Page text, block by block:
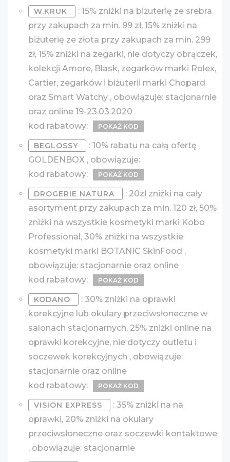
W.KRUK
: 15% zniżki na biżuterię ze srebra
przy zakupach za min. 99 zł, 15% zniżki na
biżuterię ze złota przy zakupach za min. 299
zł, 15% zniżki na zegarki, nie dotyczy obrączek,
kolekcji Amore, Blask, zegarków marki Rolex,
Cartier, zegarków i biżuterii marki Chopard
oraz Smart Watchy , obowiązuje: stacjonarnie
oraz online 19-23.03.2020
kod rabatowy:
POKAŻ KOD
BEGLOSSY
: 10% rabatu na całą ofertę
GOLDENBOX , obowiązuje:
kod rabatowy:
POKAŻ KOD
DROGERIE NATURA
: 20zł zniżki na cały
asortyment przy zakupach za min. 120 zł, 50%
zniżki na wszystkie kosmetyki marki Kobo
Professional, 30% zniżki na wszystkie
kosmetyki marki BOTANIC SkinFood ,
obowiązuje: stacjonarnie oraz online
kod rabatowy:
POKAŻ KOD
KODANO
: 30% zniżki na oprawki
korekcyjne lub okulary przeciwsłoneczne w
salonach stacjonarnych, 25% zniżki online na
oprawki korekcyjne, nie dotyczy outletu i
soczewek korekcyjnych , obowiązuje:
stacjonarnie oraz online
kod rabatowy:
POKAŻ KOD
VISION EXPRESS
: 35% zniżki na na
oprawki, 20% zniżki na okulary
przeciwsłoneczne oraz soczewki kontaktowe
, obowiązuje: stacjonarnie